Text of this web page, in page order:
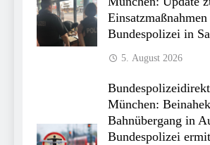
Bundespolizei in
5. August 2026
München:
Bahnübergang in
Bundespolizei